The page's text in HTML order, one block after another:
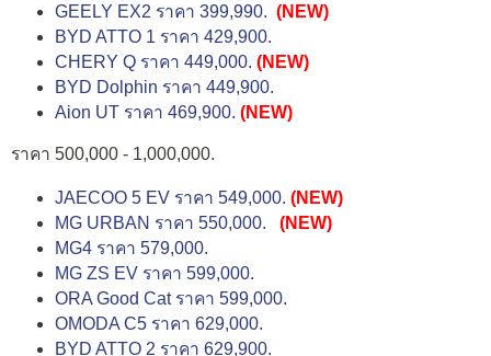
GEELY EX2 ราคา 399,990. (NEW)
BYD ATTO 1 ราคา 429,900.
CHERY Q ราคา 449,000. (NEW)
BYD Dolphin ราคา 449,900.
Aion UT ราคา 469,900. (NEW)
ราคา 500,000 - 1,000,000.
JAECOO 5 EV ราคา 549,000. (NEW)
MG URBAN ราคา 550,000.
(NEW)
MG4 ราคา 579,000.
MG ZS EV ราคา 599,000.
ORA Good Cat ราคา 599,000.
OMODA C5 ราคา 629,000.
BYD ATTO 2 ราคา 629,900.